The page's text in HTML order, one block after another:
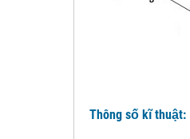
Thông số kĩ thuật: